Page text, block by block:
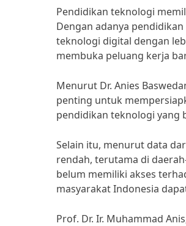
Pendidikan teknologi
Dengan adanya
teknologi digital dengan
membuka peluang kerja
Menurut Dr. Anies
penting untuk
pendidikan teknologi yang
Selain itu, menurut data
rendah, terutama di
belum memiliki akses
masyarakat Indonesia
Prof. Dr. Ir. Muhammad